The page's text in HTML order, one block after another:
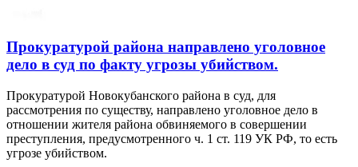
Прокуратурой района направлено уголовное
дело в суд по факту угрозы убийством.
Прокуратурой Новокубанского района в суд, для
рассмотрения по существу, направлено уголовное дело в
отношении жителя района обвиняемого в совершении
преступления, предусмотренного ч. 1 ст. 119 УК РФ, то есть
угрозе убийством.